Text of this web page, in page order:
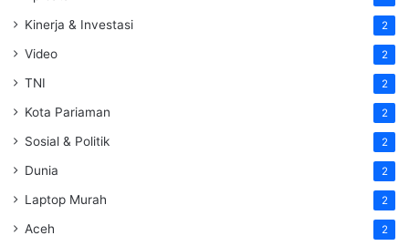
Kinerja & Investasi 2
Video 2
TNI 2
Kota Pariaman 2
Sosial & Politik 2
Dunia 2
Laptop Murah 2
Aceh 2